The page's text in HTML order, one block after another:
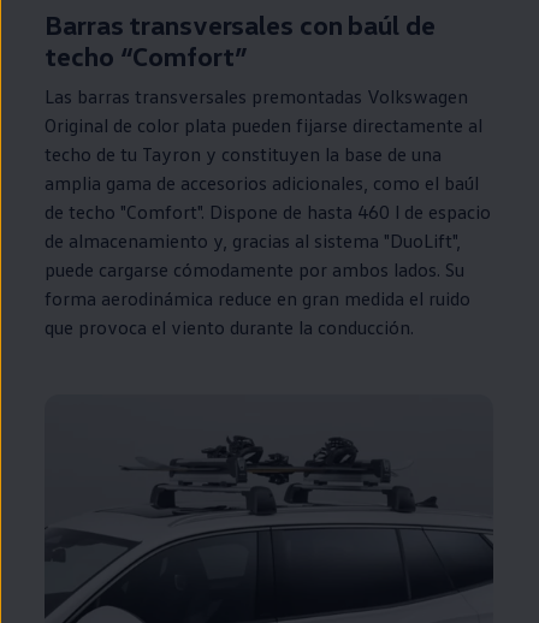
Barras transversales con baúl de
techo “Comfort”
Las barras transversales premontadas Volkswagen
Original de color plata pueden fijarse directamente al
techo de tu Tayron y constituyen la base de una
amplia gama de accesorios adicionales, como el baúl
de techo "Comfort". Dispone de hasta 460 l de espacio
de almacenamiento y, gracias al sistema "DuoLift",
puede cargarse cómodamente por ambos lados. Su
forma aerodinámica reduce en gran medida el ruido
que provoca el viento durante la conducción.